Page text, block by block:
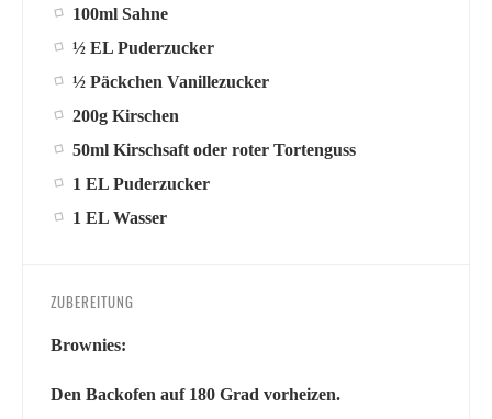
100ml Sahne
½ EL Puderzucker
½ Päckchen Vanillezucker
200g Kirschen
50ml Kirschsaft oder roter Tortenguss
1 EL Puderzucker
1 EL Wasser
ZUBEREITUNG
Brownies:
Den Backofen auf 180 Grad vorheizen.